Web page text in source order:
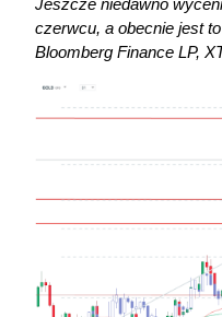
Jeszcze niedawno
czerwcu, a obecnie jest
Bloomberg Finance LP,